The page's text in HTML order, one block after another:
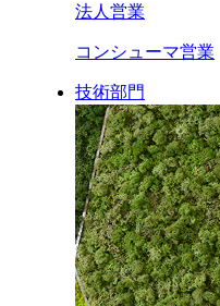
法人営業
コンシューマ営業
技術部門